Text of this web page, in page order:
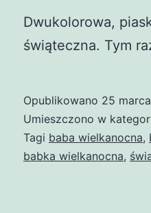
Dwukolorowa,
świąteczna. Tym
Opublikowano 25
Umieszczono w
Tagi baba wielkanocna,
babka wielkanocna,